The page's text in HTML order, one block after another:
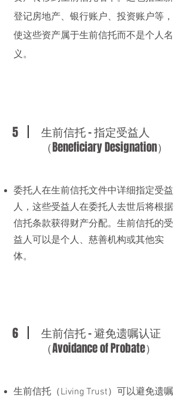
登记房地产、银行账户、投资账户等，
使这些资产属于生前信托而不是个人名
义。
5
生前信托 - 指定受益人
（Beneficiary Designation）
委托人在生前信托文件中详细指定受益
人，这些受益人在委托人去世后将根据
信托条款获得财产分配。生前信托的受
益人可以是个人、慈善机构或其他实
体。
6
生前信托 - 避免遗嘱认证
（Avoidance of Probate）
生前信托（Living Trust）可以避免遗嘱